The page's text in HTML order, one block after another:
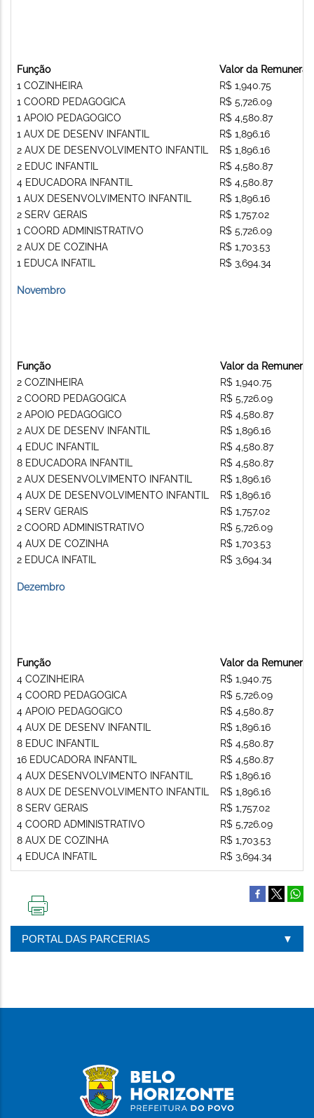
Função
1 COZINHEIRA
1 COORD PEDAGOGICA
1 APOIO PEDAGOGICO
1 AUX DE DESENV INFANTIL
2 AUX DE DESENVOLVIMENTO INFANTIL
2 EDUC INFANTIL
4 EDUCADORA INFANTIL
1 AUX DESENVOLVIMENTO INFANTIL
2 SERV GERAIS
1 COORD ADMINISTRATIVO
2 AUX DE COZINHA
1 EDUCA INFATIL
Valor da
R$ 1,940.75
R$ 5,726.09
R$ 4,580.87
R$ 1,896.16
R$ 1,896.16
R$ 4,580.87
R$ 4,580.87
R$ 1,896.16
R$ 1,757.02
R$ 5,726.09
R$ 1,703.53
R$ 3,694.34
Novembro
Função
2 COZINHEIRA
2 COORD PEDAGOGICA
2 APOIO PEDAGOGICO
2 AUX DE DESENV INFANTIL
4 EDUC INFANTIL
8 EDUCADORA INFANTIL
2 AUX DESENVOLVIMENTO INFANTIL
4 AUX DE DESENVOLVIMENTO INFANTIL
4 SERV GERAIS
2 COORD ADMINISTRATIVO
4 AUX DE COZINHA
2 EDUCA INFATIL
Valor da
R$ 1,940.75
R$ 5,726.09
R$ 4,580.87
R$ 1,896.16
R$ 4,580.87
R$ 4,580.87
R$ 1,896.16
R$ 1,896.16
R$ 1,757.02
R$ 5,726.09
R$ 1,703.53
R$ 3,694.34
Dezembro
Função
4 COZINHEIRA
4 COORD PEDAGOGICA
4 APOIO PEDAGOGICO
4 AUX DE DESENV INFANTIL
8 EDUC INFANTIL
16 EDUCADORA INFANTIL
4 AUX DESENVOLVIMENTO INFANTIL
8 AUX DE DESENVOLVIMENTO INFANTIL
8 SERV GERAIS
4 COORD ADMINISTRATIVO
8 AUX DE COZINHA
4 EDUCA INFATIL
Valor da
R$ 1,940.75
R$ 5,726.09
R$ 4,580.87
R$ 1,896.16
R$ 4,580.87
R$ 4,580.87
R$ 1,896.16
R$ 1,896.16
R$ 1,757.02
R$ 5,726.09
R$ 1,703.53
R$ 3,694.34
PÁGINA
PORTAL DAS PARCERIAS